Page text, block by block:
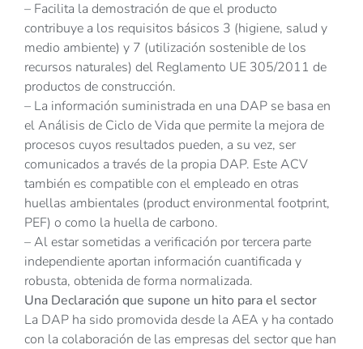
– Facilita la demostración de que el producto
contribuye a los requisitos básicos 3 (higiene, salud y
medio ambiente) y 7 (utilización sostenible de los
recursos naturales) del Reglamento UE 305/2011 de
productos de construcción.
– La información suministrada en una DAP se basa en
el Análisis de Ciclo de Vida que permite la mejora de
procesos cuyos resultados pueden, a su vez, ser
comunicados a través de la propia DAP. Este ACV
también es compatible con el empleado en otras
huellas ambientales (product environmental footprint,
PEF) o como la huella de carbono.
– Al estar sometidas a verificación por tercera parte
independiente aportan información cuantificada y
robusta, obtenida de forma normalizada.
Una Declaración que supone un hito para el sector
La DAP ha sido promovida desde la AEA y ha contado
con la colaboración de las empresas del sector que han